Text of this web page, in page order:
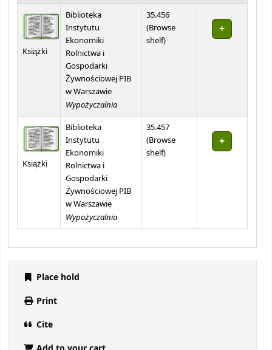
Książki
Biblioteka
Instytutu
Ekonomiki
Rolnictwa i
Gospodarki
Żywnościowej PIB
w Warszawie
Wypożyczalnia
35.456
(Browse
shelf(Opens below)
)
Książki
Biblioteka
Instytutu
Ekonomiki
Rolnictwa i
Gospodarki
Żywnościowej PIB
w Warszawie
Wypożyczalnia
35.457
(Browse
shelf(Opens below)
)
Place hold
Print
Cite